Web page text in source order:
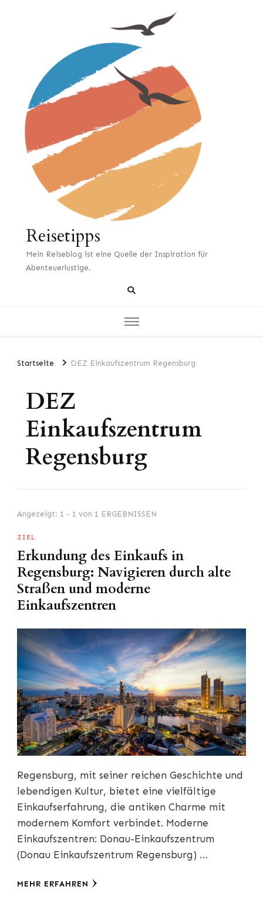
Reisetipps
Mein Reiseblog ist eine Quelle der Inspiration für
Abenteuerlustige.
Startseite DEZ Einkaufszentrum Regensburg
DEZ
Einkaufszentrum
Regensburg
Angezeigt: 1 - 1 von 1 ERGEBNISSEN
ZIEL
Erkundung des Einkaufs in
Regensburg: Navigieren durch alte
Straßen und moderne
Einkaufszentren
Regensburg, mit seiner reichen Geschichte und
lebendigen Kultur, bietet eine vielfältige
Einkaufserfahrung, die antiken Charme mit
modernem Komfort verbindet. Moderne
Einkaufszentren: Donau-Einkaufszentrum
(Donau Einkaufszentrum Regensburg) …
MEHR ERFAHREN